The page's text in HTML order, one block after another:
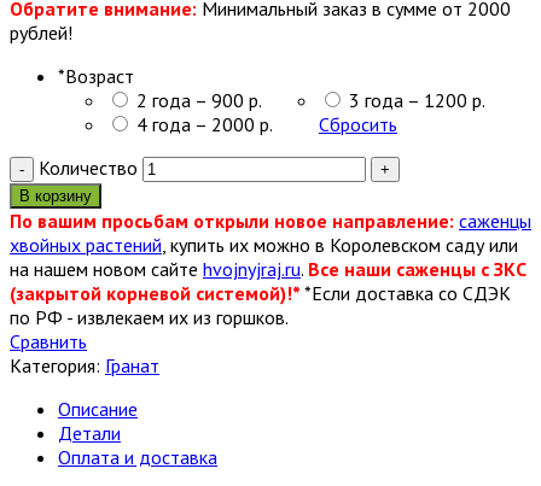
Обратите внимание: Минимальный заказ в сумме от 2000
рублей!
*Возраст
2 года – 900 р.
3 года – 1200 р.
4 года – 2000 р.
Сбросить
Количество
В корзину
По вашим просьбам открыли новое направление: саженцы
хвойных растений , купить их можно в Королевском саду или
на нашем новом сайте hvojnyjraj.ru. Все наши саженцы с ЗКС
(закрытой корневой системой)!* *Если доставка со СДЭК
по РФ - извлекаем их из горшков.
Сравнить
Категория: Гранат
Описание
Детали
Оплата и доставка